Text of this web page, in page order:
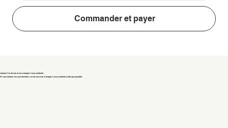
Commander et payer
Laissez l'un de nos area managers vous contacter.
Si vous laissez vos coordonnées, l'un de nos area managers vous contactera dès que possible.